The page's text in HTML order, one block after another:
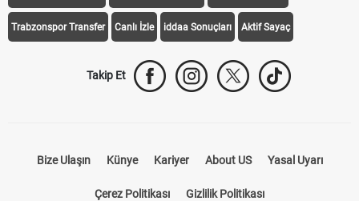
Trabzonspor Transfer Canlı İzle iddaa Sonuçları Aktif Sayaç
Takip Et
Bize Ulaşın Künye Kariyer About US Yasal Uyarı
Çerez Politikası Gizlilik Politikası